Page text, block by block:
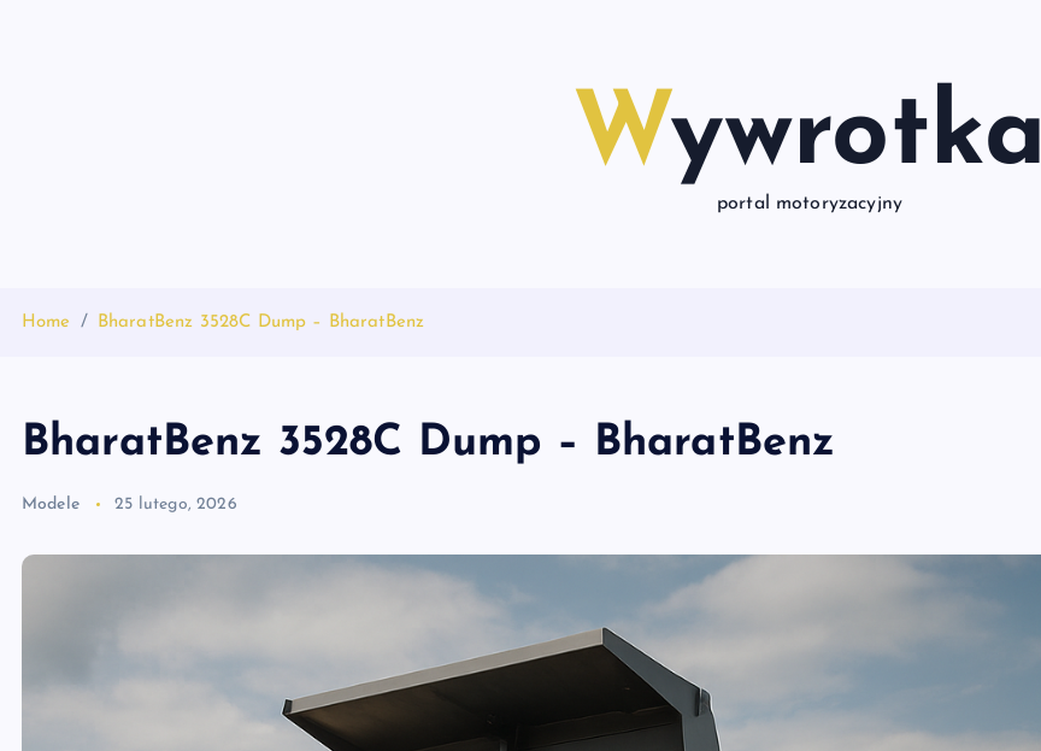
Wywrotka
portal motoryzacyjny
Home BharatBenz 3528C Dump – BharatBenz
BharatBenz 3528C Dump – BharatBenz
Modele 25 lutego, 2026